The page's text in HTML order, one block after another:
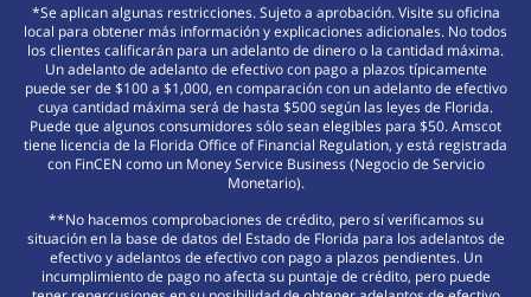
*Se aplican algunas restricciones. Sujeto a aprobación. Visite su oficina
local para obtener más información y explicaciones adicionales. No todos
los clientes calificarán para un adelanto de dinero o la cantidad máxima.
Un adelanto de adelanto de efectivo con pago a plazos típicamente
puede ser de $100 a $1,000, en comparación con un adelanto de efectivo
cuya cantidad máxima será de hasta $500 según las leyes de Florida.
Puede que algunos consumidores sólo sean elegibles para $50. Amscot
tiene licencia de la Florida Office of Financial Regulation, y está registrada
con FinCEN como un Money Service Business (Negocio de Servicio
Monetario).
**No hacemos comprobaciones de crédito, pero sí verificamos su
situación en la base de datos del Estado de Florida para los adelantos de
efectivo y adelantos de efectivo con pago a plazos pendientes. Un
incumplimiento de pago no afecta su puntaje de crédito, pero puede